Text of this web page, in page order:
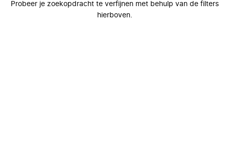
Probeer je zoekopdracht te verfijnen met behulp van de filters
hierboven.